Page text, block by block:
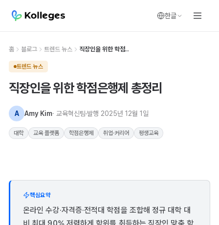
한글
홈 블로그 트렌드 뉴스 직장인을 위한 학점..
트렌드 뉴스
직장인을 위한 학점은행제 총정리
A Amy Kim· 교육혁신팀 발행 2025년 12월 1일
대학 교육 플랫폼 학점은행제 취업·커리어 평생교육
핵심요약
온라인 수강·자격증·전적대 학점을 조합해 정규 대학 대